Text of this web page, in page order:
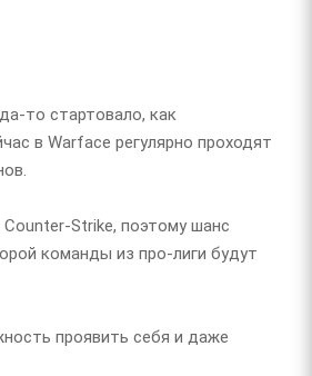
то стартовало, как
в Warface регулярно проходят
Strike, поэтому шанс
команды из про-лиги будут
проявить себя и даже